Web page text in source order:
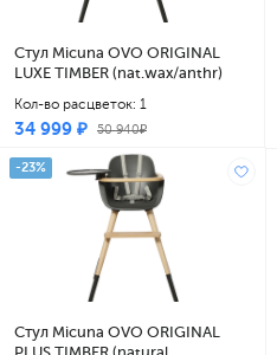
Стул Micuna OVO ORIGINAL
LUXE TIMBER (nat.wax/anthr)
CP-1821 anthr grey
Кол-во расцветок: 1
34 999 ₽ 50 940₽
-23%
Стул Micuna OVO ORIGINAL